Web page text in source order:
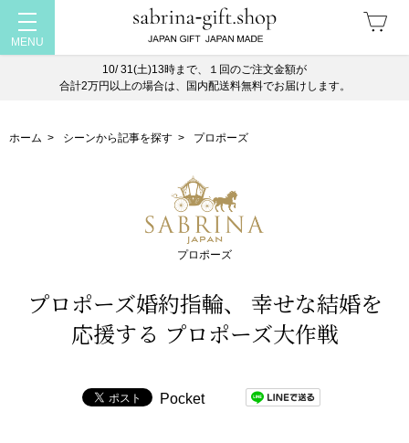
10/ 31(土)13時まで、１回のご注文金額が
合計2万円以上の場合は、国内配送料無料でお届けします。
ホーム > シーンから記事を探す > プロポーズ
プロポーズ
プロポーズ婚約指輪、 幸せな結婚を
応援する プロポーズ大作戦
Pocket